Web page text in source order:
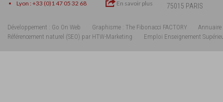
Lyon : +33 (0)1 47 05 32 68
En savoir plus
75015 PARIS
Développement : Go On Web Graphisme : The Fibonacci FACTORY
Annuaire
Référencement naturel (SEO) par HTW-Marketing
Emploi Enseignement